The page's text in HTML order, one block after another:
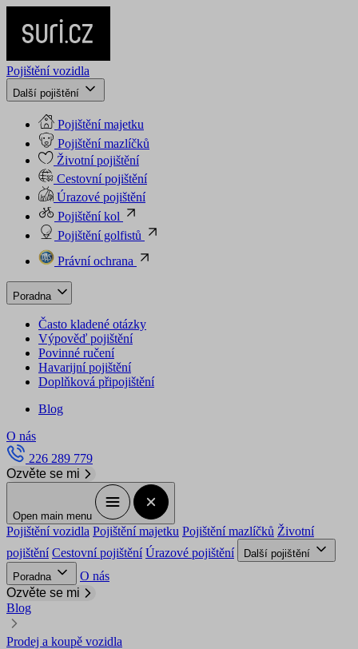
Pojištění vozidla
Další pojištění
Pojištění majetku
Pojištění mazlíčků
Životní pojištění
Cestovní pojištění
Úrazové pojištění
Pojištění kol
Pojištění golfistů
Právní ochrana
Poradna
Často kladené otázky
Výpověď pojištění
Povinné ručení
Havarijní pojištění
Doplňková připojištění
Blog
O nás
226 289 779
Ozvěte se mi
Open main menu
Pojištění vozidla Pojištění majetku Pojištění mazlíčků Životní
pojištění Cestovní pojištění Úrazové pojištění
Další pojištění
Poradna
O nás
Ozvěte se mi
Blog
Prodej a koupě vozidla